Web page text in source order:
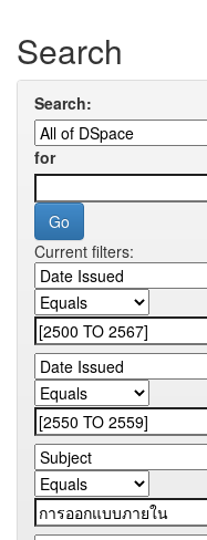
Search
Search:
for
Current filters: